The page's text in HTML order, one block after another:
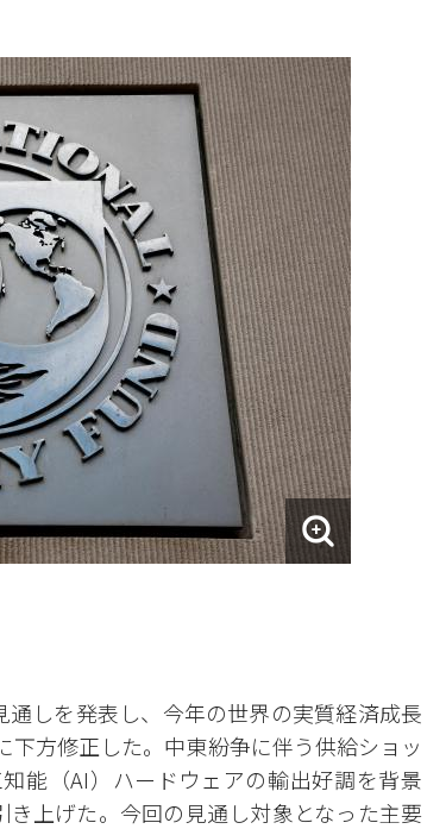
しを発表し、今年の世界の実質経済成長
方修正した。中東紛争に伴う供給ショッ
能（AI）ハードウェアの輸出好調を背景
上げた。今回の見通し対象となった主要